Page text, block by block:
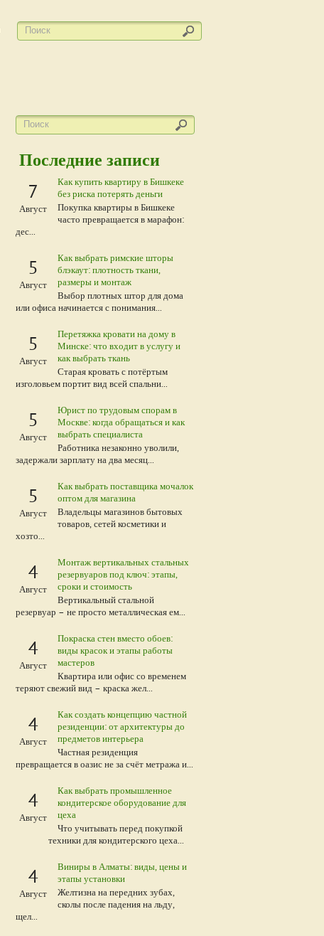
Последние записи
7
Август
Как купить квартиру в Бишкеке
без риска потерять деньги
Покупка квартиры в Бишкеке
часто превращается в марафон:
дес...
5
Август
Как выбрать римские шторы
блэкаут: плотность ткани,
размеры и монтаж
Выбор плотных штор для дома
или офиса начинается с понимания...
5
Август
Перетяжка кровати на дому в
Минске: что входит в услугу и
как выбрать ткань
Старая кровать с потёртым
изголовьем портит вид всей спальни...
5
Август
Юрист по трудовым спорам в
Москве: когда обращаться и как
выбрать специалиста
Работника незаконно уволили,
задержали зарплату на два месяц...
5
Август
Как выбрать поставщика мочалок
оптом для магазина
Владельцы магазинов бытовых
товаров, сетей косметики и
хозто...
4
Август
Монтаж вертикальных стальных
резервуаров под ключ: этапы,
сроки и стоимость
Вертикальный стальной
резервуар – не просто металлическая ем...
4
Август
Покраска стен вместо обоев:
виды красок и этапы работы
мастеров
Квартира или офис со временем
теряют свежий вид – краска жел...
4
Август
Как создать концепцию частной
резиденции: от архитектуры до
предметов интерьера
Частная резиденция
превращается в оазис не за счёт метража и...
4
Август
Как выбрать промышленное
кондитерское оборудование для
цеха
Что учитывать перед покупкой
техники для кондитерского цеха...
4
Август
Виниры в Алматы: виды, цены и
этапы установки
Желтизна на передних зубах,
сколы после падения на льду,
щел...